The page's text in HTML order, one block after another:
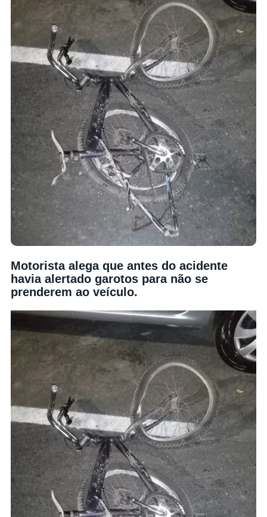
Motorista alega que antes do acidente
havia alertado garotos para não se
prenderem ao veículo.